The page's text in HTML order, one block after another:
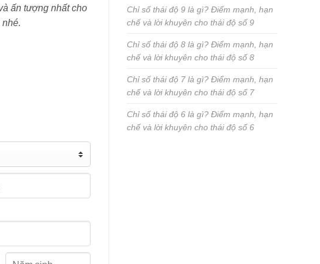
ấn tượng nhất cho
Chỉ số thái độ 9 là gì? Điểm mạnh, hạn
chế và lời khuyên cho thái độ số 9
Chỉ số thái độ 8 là gì? Điểm mạnh, hạn
chế và lời khuyên cho thái độ số 8
Chỉ số thái độ 7 là gì? Điểm mạnh, hạn
chế và lời khuyên cho thái độ số 7
Chỉ số thái độ 6 là gì? Điểm mạnh, hạn
chế và lời khuyên cho thái độ số 6